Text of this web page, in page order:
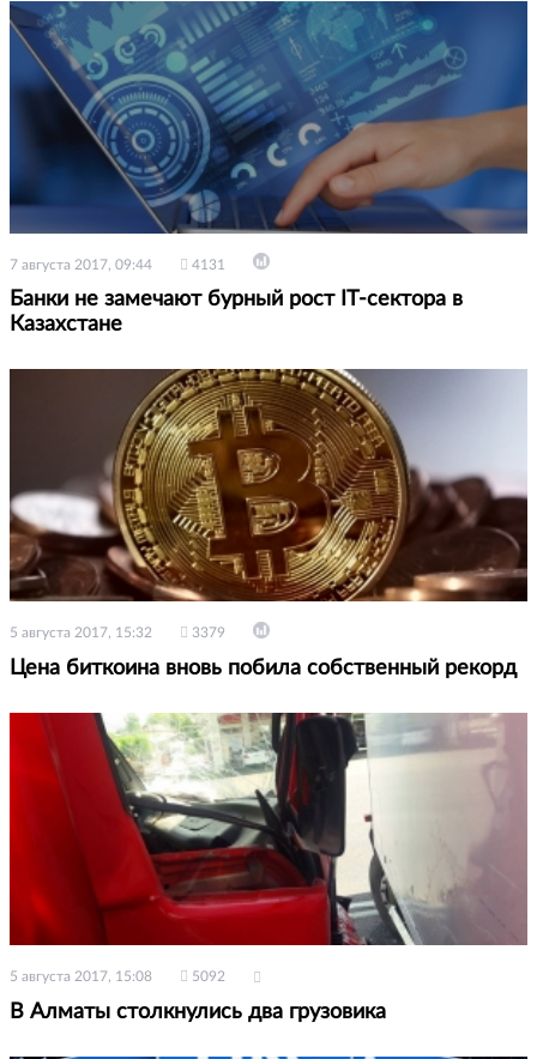
7 августа 2017, 09:44 4131
Банки не замечают бурный рост IT-сектора в
Казахстане
5 августа 2017, 15:32 3379
Цена биткоина вновь побила собственный рекорд
5 августа 2017, 15:08 5092
В Алматы столкнулись два грузовика